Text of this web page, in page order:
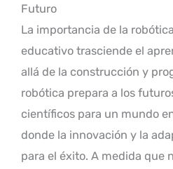
Futuro
La importancia de la
educativo trasciende el
allá de la construcción y
robótica prepara a los
científicos para un mundo
donde la innovación y la
para el éxito. A medida que